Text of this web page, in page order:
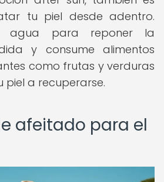
tu piel desde adentro.
agua para reponer la
y consume alimentos
como frutas y verduras
a recuperarse.
afeitado para el